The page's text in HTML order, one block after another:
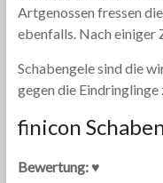
Artgenossen fressen
ebenfalls. Nach einiger
Schabengele sind die
gegen die Eindringlinge
finicon
Bewertung: ♥